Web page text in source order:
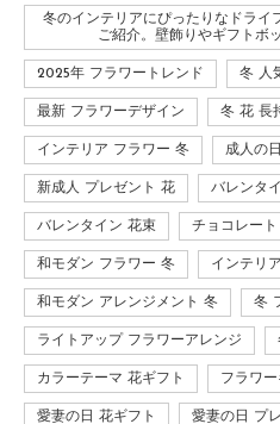
冬のインテリアにぴったりなドライ
ご紹介。壁飾りやギフトボ
2025年 フラワートレンド 冬 人
最新 フラワーデザイン 冬 花 長
インテリア フラワー 冬 成人の
新成人 プレゼント 花 バレンタ
バレンタイン 花束 チョコレー
和モダン フラワー 冬 インテリ
和モダン アレンジメント 冬 冬
ライトアップ フラワーアレンジ
カラーテーマ 花ギフト フラワ
愛妻の日 花ギフト 愛妻の日 プ